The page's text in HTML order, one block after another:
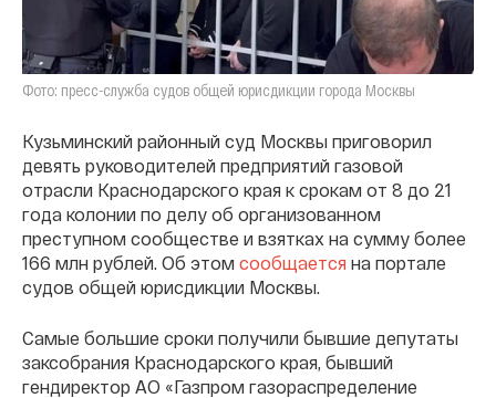
Фото: пресс-служба судов общей юрисдикции города Москвы
Кузьминский районный суд Москвы приговорил
девять руководителей предприятий газовой
отрасли Краснодарского края к срокам от 8 до 21
года колонии по делу об организованном
преступном сообществе и взятках на сумму более
166 млн рублей. Об этом сообщается на портале
судов общей юрисдикции Москвы.
Самые большие сроки получили бывшие депутаты
заксобрания Краснодарского края, бывший
гендиректор АО «Газпром газораспределение